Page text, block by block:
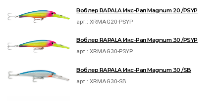
Воблер RAPALA Икс-Рап Magnum 20 /PSYP
арт.:XRMAG20-PSYP
Воблер RAPALA Икс-Рап Magnum 30 /PSYP
арт.:XRMAG30-PSYP
Воблер RAPALA Икс-Рап Magnum 30 /SB
арт.:XRMAG30-SB